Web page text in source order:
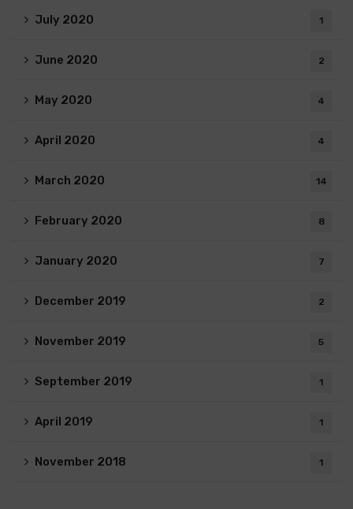
July 2020 1
June 2020 2
May 2020 4
April 2020 4
March 2020 14
February 2020 8
January 2020 7
December 2019 2
November 2019 5
September 2019 1
April 2019 1
November 2018 1